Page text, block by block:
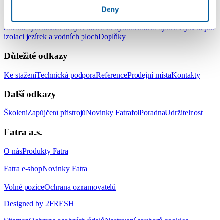
Deny
Střešní hydroizolační systémZemní hydroizolační systémSystém pro
izolaci jezírek a vodních plochDoplňky
Důležité odkazy
Ke staženíTechnická podporaReferenceProdejní místaKontakty
Další odkazy
ŠkoleníZapůjčení přistrojůNovinky FatrafolPoradnaUdržitelnost
Fatra a.s.
O násProdukty Fatra
Fatra e-shopNovinky Fatra
Volné poziceOchrana oznamovatelů
Designed by 2FRESH